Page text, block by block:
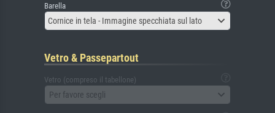
Barella
Cornice in tela - Immagine specchiata sul lato
Vetro & Passepartout
Vetro (compreso il tabellone)
Per favore scegli